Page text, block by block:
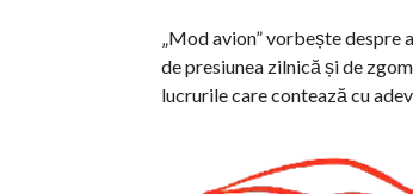
„Mod avion” vorbește despre
de presiunea zilnică și de
lucrurile care contează cu